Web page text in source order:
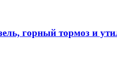
горный тормоз и